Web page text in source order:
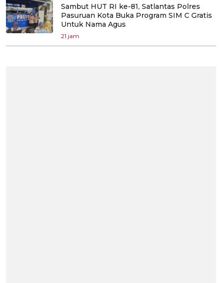
Sambut HUT RI ke-81, Satlantas Polres
Pasuruan Kota Buka Program SIM C Gratis
Untuk Nama Agus
21 jam